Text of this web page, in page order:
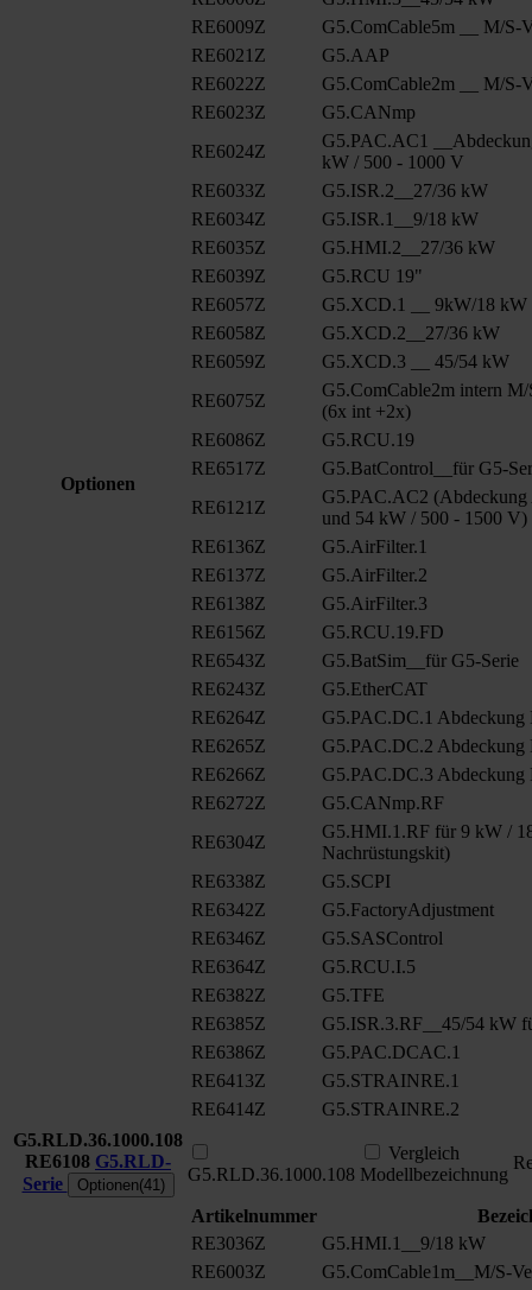
Optionen
RE6009Z
G5.ComCable5m __ M/S-
RE6021Z
G5.AAP
RE6022Z
G5.ComCable2m __ M/S-
RE6023Z
G5.CANmp
RE6024Z
G5.PAC.AC1
kW / 500 - 1000 V
RE6033Z
G5.ISR.2__27/36 kW
RE6034Z
G5.ISR.1__9/18 kW
RE6035Z
G5.HMI.2__27/36 kW
RE6039Z
G5.RCU 19"
RE6057Z
G5.XCD.1 __ 9kW/18 kW
RE6058Z
G5.XCD.2__27/36 kW
RE6059Z
G5.XCD.3 __ 45/54 kW
RE6075Z
G5.ComCable2m intern
(6x int +2x)
RE6086Z
G5.RCU.19
RE6517Z
G5.BatControl__für G5-
RE6121Z
G5.PAC.AC2
und 54 kW / 500 - 1500 V)
RE6136Z
G5.AirFilter.1
RE6137Z
G5.AirFilter.2
RE6138Z
G5.AirFilter.3
RE6156Z
G5.RCU.19.FD
RE6543Z
G5.BatSim__für G5-Serie
RE6243Z
G5.EtherCAT
RE6264Z
G5.PAC.DC.1
RE6265Z
G5.PAC.DC.2
RE6266Z
G5.PAC.DC.3
RE6272Z
G5.CANmp.RF
RE6304Z
G5.HMI.1.RF für 9 kW /
Nachrüstungskit)
RE6338Z
G5.SCPI
RE6342Z
G5.FactoryAdjustment
RE6346Z
G5.SASControl
RE6364Z
G5.RCU.I.5
RE6382Z
G5.TFE
RE6385Z
G5.ISR.3.RF__45/54 kW
RE6386Z
G5.PAC.DCAC.1
RE6413Z
G5.STRAINRE.1
RE6414Z
G5.STRAINRE.2
G5.RLD.36.1000.108
RE6108 G5.RLD-
Serie
Optionen(41)
G5.RLD.36.1000.108
Vergleich
Modellbezeichnung
Artikelnummer
RE3036Z
G5.HMI.1__9/18 kW
RE6003Z
G5.ComCable1m__M/S-